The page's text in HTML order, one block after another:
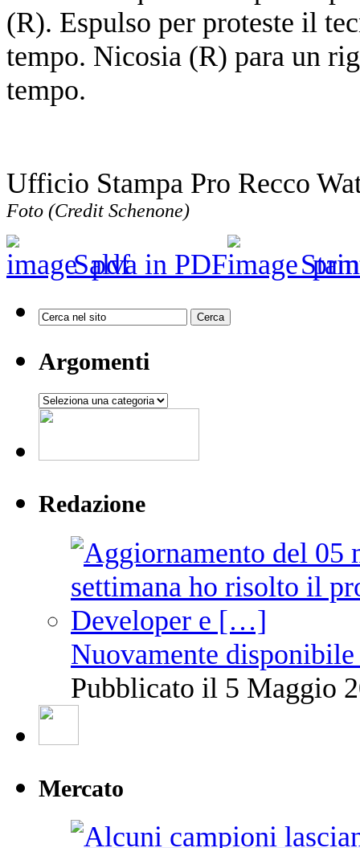
(R). Espulso per proteste il
tempo. Nicosia (R) para un
tempo.
Ufficio Stampa Pro Recco
Foto (Credit Schenone)
Salva in PDF
Argomenti
Argomenti
Redazione
Nuovamente
Pubblicato il 5 Maggio
Mercato